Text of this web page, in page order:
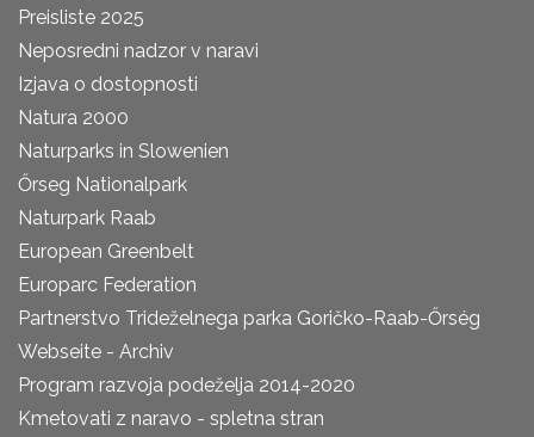
Preisliste 2025
Neposredni nadzor v naravi
Izjava o dostopnosti
Natura 2000
Naturparks in Slowenien
Őrseg Nationalpark
Naturpark Raab
European Greenbelt
Europarc Federation
Partnerstvo Trideželnega parka Goričko-Raab-Őrség
Webseite - Archiv
Program razvoja podeželja 2014-2020
Kmetovati z naravo - spletna stran